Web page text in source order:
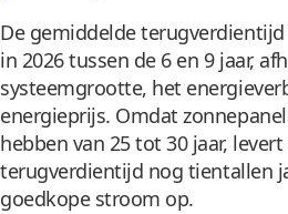
De gemiddelde
in 2026 tussen de 6 en 9 jaar,
systeemgrootte, het
energieprijs. Omdat
hebben van 25 tot 30 jaar,
terugverdientijd nog tientallen
goedkope stroom op.